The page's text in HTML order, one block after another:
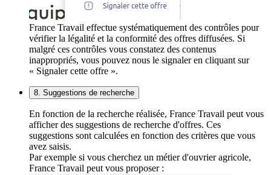
France Travail effectue systématiquement des contrôles pour
vérifier la légalité et la conformité des offres diffusées. Si
malgré ces contrôles vous constatez des contenus
inappropriés, vous pouvez nous le signaler en cliquant sur
« Signaler cette offre ».
8. Suggestions de recherche
En fonction de la recherche réalisée, France Travail peut vous
afficher des suggestions de recherche d'offres. Ces
suggestions sont calculées en fonction des critères que vous
avez saisis.
Par exemple si vous cherchez un métier d'ouvrier agricole,
France Travail peut vous proposer :